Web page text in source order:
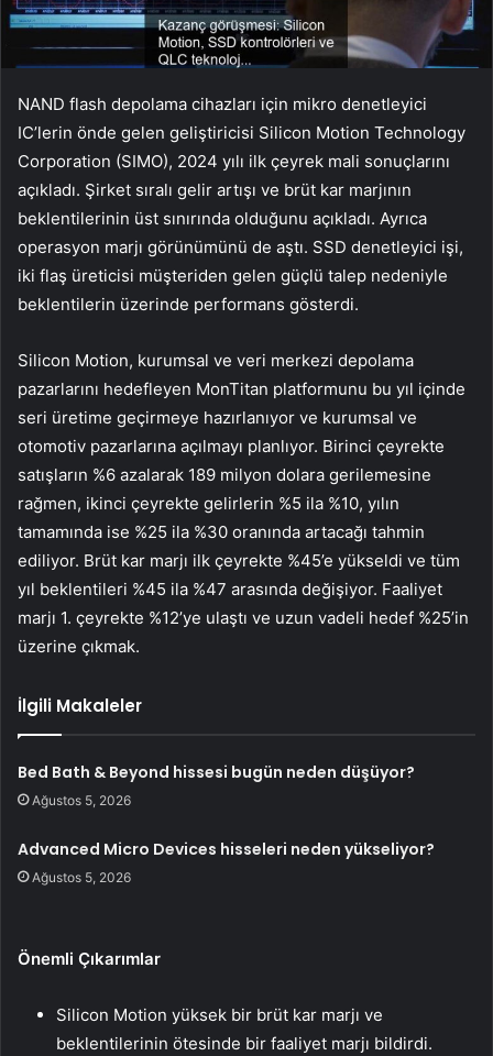
NAND flash depolama cihazları için mikro denetleyici
IC’lerin önde gelen geliştiricisi Silicon Motion Technology
Corporation (SIMO), 2024 yılı ilk çeyrek mali sonuçlarını
açıkladı. Şirket sıralı gelir artışı ve brüt kar marjının
beklentilerinin üst sınırında olduğunu açıkladı. Ayrıca
operasyon marjı görünümünü de aştı. SSD denetleyici işi,
iki flaş üreticisi müşteriden gelen güçlü talep nedeniyle
beklentilerin üzerinde performans gösterdi.
Silicon Motion, kurumsal ve veri merkezi depolama
pazarlarını hedefleyen MonTitan platformunu bu yıl içinde
seri üretime geçirmeye hazırlanıyor ve kurumsal ve
otomotiv pazarlarına açılmayı planlıyor. Birinci çeyrekte
satışların %6 azalarak 189 milyon dolara gerilemesine
rağmen, ikinci çeyrekte gelirlerin %5 ila %10, yılın
tamamında ise %25 ila %30 oranında artacağı tahmin
ediliyor. Brüt kar marjı ilk çeyrekte %45’e yükseldi ve tüm
yıl beklentileri %45 ila %47 arasında değişiyor. Faaliyet
marjı 1. çeyrekte %12’ye ulaştı ve uzun vadeli hedef %25’in
üzerine çıkmak.
İlgili Makaleler
Bed Bath & Beyond hissesi bugün neden düşüyor?
Ağustos 5, 2026
Advanced Micro Devices hisseleri neden yükseliyor?
Ağustos 5, 2026
Önemli Çıkarımlar
Silicon Motion yüksek bir brüt kar marjı ve
beklentilerinin ötesinde bir faaliyet marjı bildirdi.